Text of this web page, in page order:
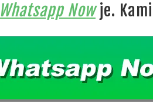
Whatsapp Nowje.